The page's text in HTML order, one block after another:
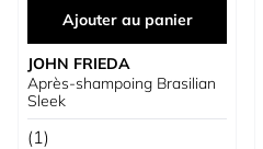
Ajouter au panier
JOHN FRIEDA
Après-shampoing Brasilian
Sleek
(1)